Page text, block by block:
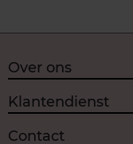
Over ons
Klantendienst
Contact